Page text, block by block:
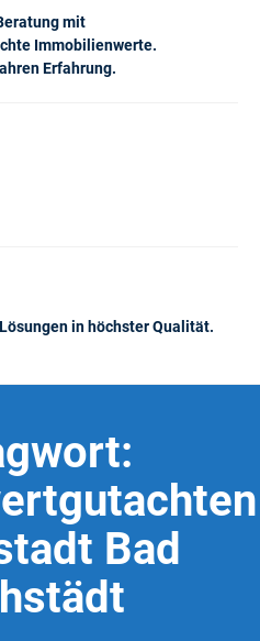
mit
Immobilienwerte.
Erfahrung.
in höchster Qualität.
Bad